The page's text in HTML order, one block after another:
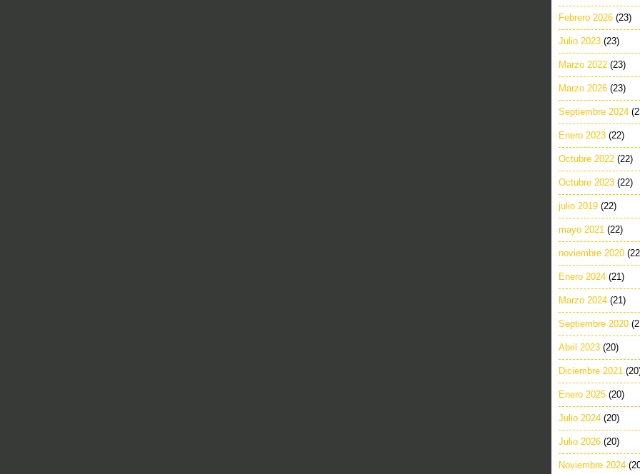
Febrero 2026 (23)
Julio 2023 (23)
Marzo 2022 (23)
Marzo 2026 (23)
Septiembre 2024
Enero 2023 (22)
Octubre 2022 (22)
Octubre 2023 (22)
julio 2019 (22)
mayo 2021 (22)
noviembre 2020
Enero 2024 (21)
Marzo 2024 (21)
Septiembre 2020
Abril 2023 (20)
Diciembre 2021
Enero 2025 (20)
Julio 2024 (20)
Julio 2026 (20)
Noviembre 2024